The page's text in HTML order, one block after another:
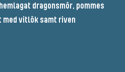
dragonsmör, pommes
med vitlök samt riven